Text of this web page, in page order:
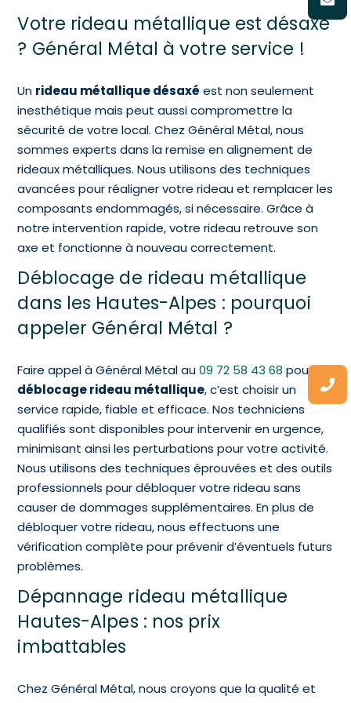
Votre rideau métallique est désaxé
? Général Métal à votre service !
Un rideau métallique désaxé est non seulement
inesthétique mais peut aussi compromettre la
sécurité de votre local. Chez Général Métal, nous
sommes experts dans la remise en alignement de
rideaux métalliques. Nous utilisons des techniques
avancées pour réaligner votre rideau et remplacer les
composants endommagés, si nécessaire. Grâce à
notre intervention rapide, votre rideau retrouve son
axe et fonctionne à nouveau correctement.
Déblocage de rideau métallique
dans les Hautes-Alpes : pourquoi
appeler Général Métal ?
Faire appel à Général Métal au09 72 58 43 68 pour le
déblocage rideau métallique, c’est choisir un
service rapide, fiable et efficace. Nos techniciens
qualifiés sont disponibles pour intervenir en urgence,
minimisant ainsi les perturbations pour votre activité.
Nous utilisons des techniques éprouvées et des outils
professionnels pour débloquer votre rideau sans
causer de dommages supplémentaires. En plus de
débloquer votre rideau, nous effectuons une
vérification complète pour prévenir d’éventuels futurs
problèmes.
Dépannage rideau métallique
Hautes-Alpes : nos prix
imbattables
Chez Général Métal, nous croyons que la qualité et